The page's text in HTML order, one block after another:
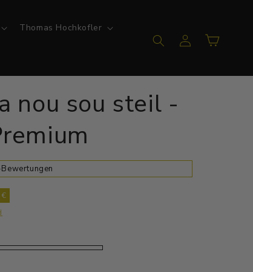
Thomas Hochkofler
EinloggenWarenkorb
nou sou steil -
Bewertungen